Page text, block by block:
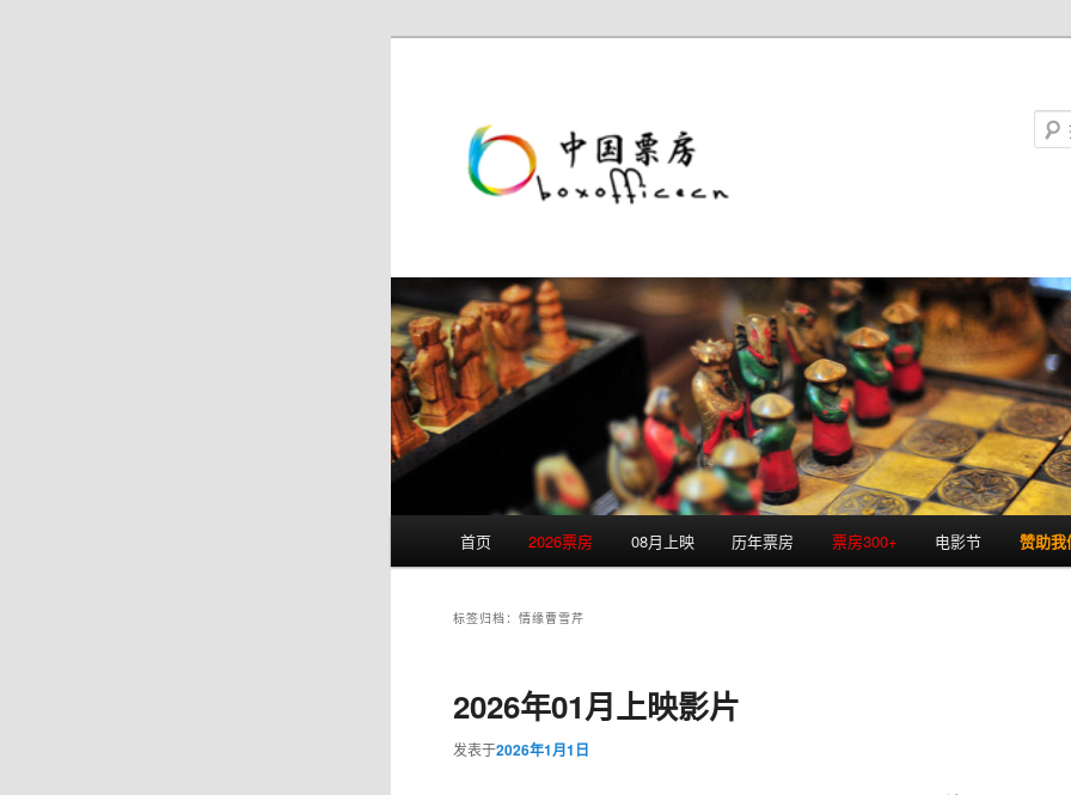
首页 2026票房 08月上映 历年票房 票房300+ 电影节 赞助我
标签归档：情缘曹雪芹
2026年01月上映影片
发表于2026年1月1日